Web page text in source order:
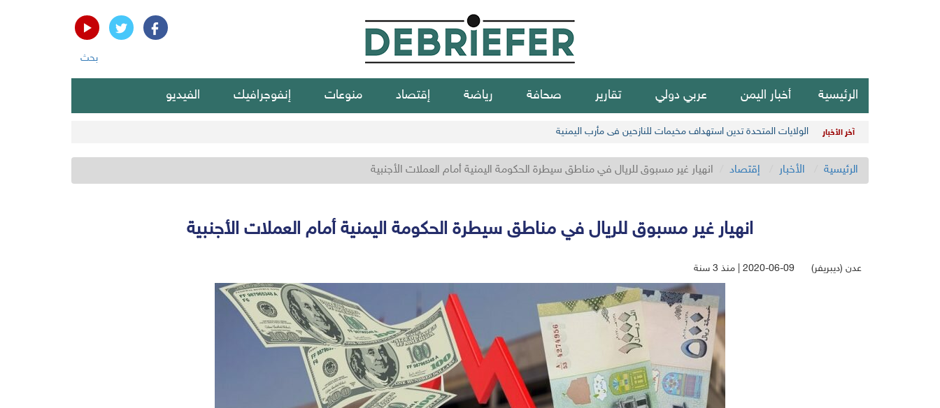
بحث
الرئيسية أخبار اليمن عربي دولي تقارير صحافة رياضة إقتصاد منوعات إنفوجرافيك الفيديو
آخر الأخبار الولايات المتحدة تدين استهداف مخيمات للنازحين في مأرب اليمنية
الرئيسية الأخبار إقتصاد انهيار غير مسبوق للريال في مناطق سيطرة الحكومة اليمنية أمام العملات الأجنبية
انهيار غير مسبوق للريال في مناطق سيطرة الحكومة اليمنية أمام العملات الأجنبية
عدن (ديبريفر) 2020-06-09 | منذ 3 سنة